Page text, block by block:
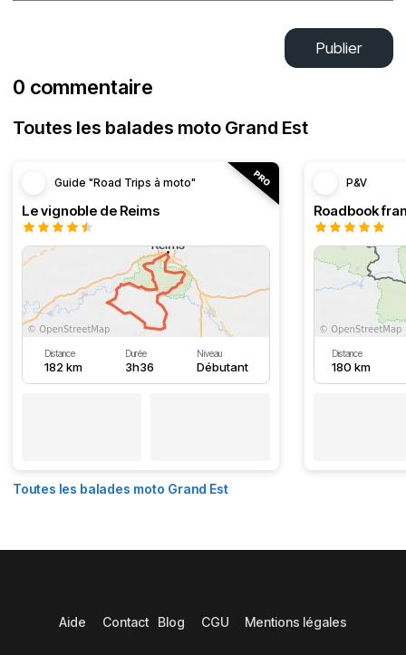
Publier
0 commentaire
Toutes les balades moto Grand Est
Guide "Road Trips à moto"
Le vignoble de Reims
Distance
182 km
Durée
3h36
Niveau
Débutant
P&V
Distance
180 km
Toutes les balades moto Grand Est
Aide Contact Blog CGU Mentions légales